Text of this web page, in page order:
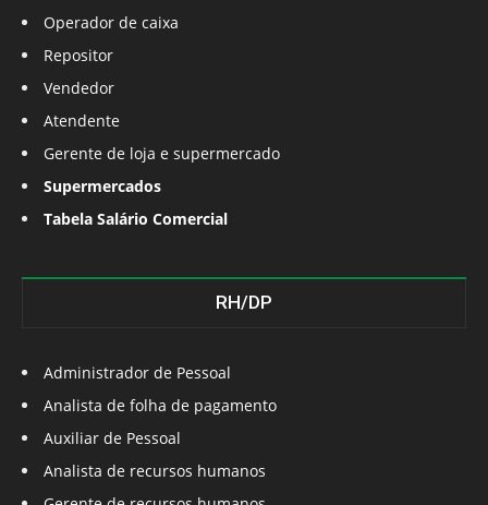
Operador de caixa
Repositor
Vendedor
Atendente
Gerente de loja e supermercado
Supermercados
Tabela Salário Comercial
RH/DP
Administrador de Pessoal
Analista de folha de pagamento
Auxiliar de Pessoal
Analista de recursos humanos